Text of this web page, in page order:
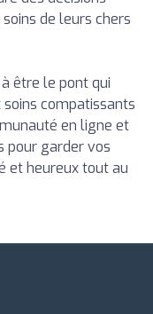
de leurs chers
être le pont qui
compatissants
en ligne et
pour garder vos
et heureux tout au